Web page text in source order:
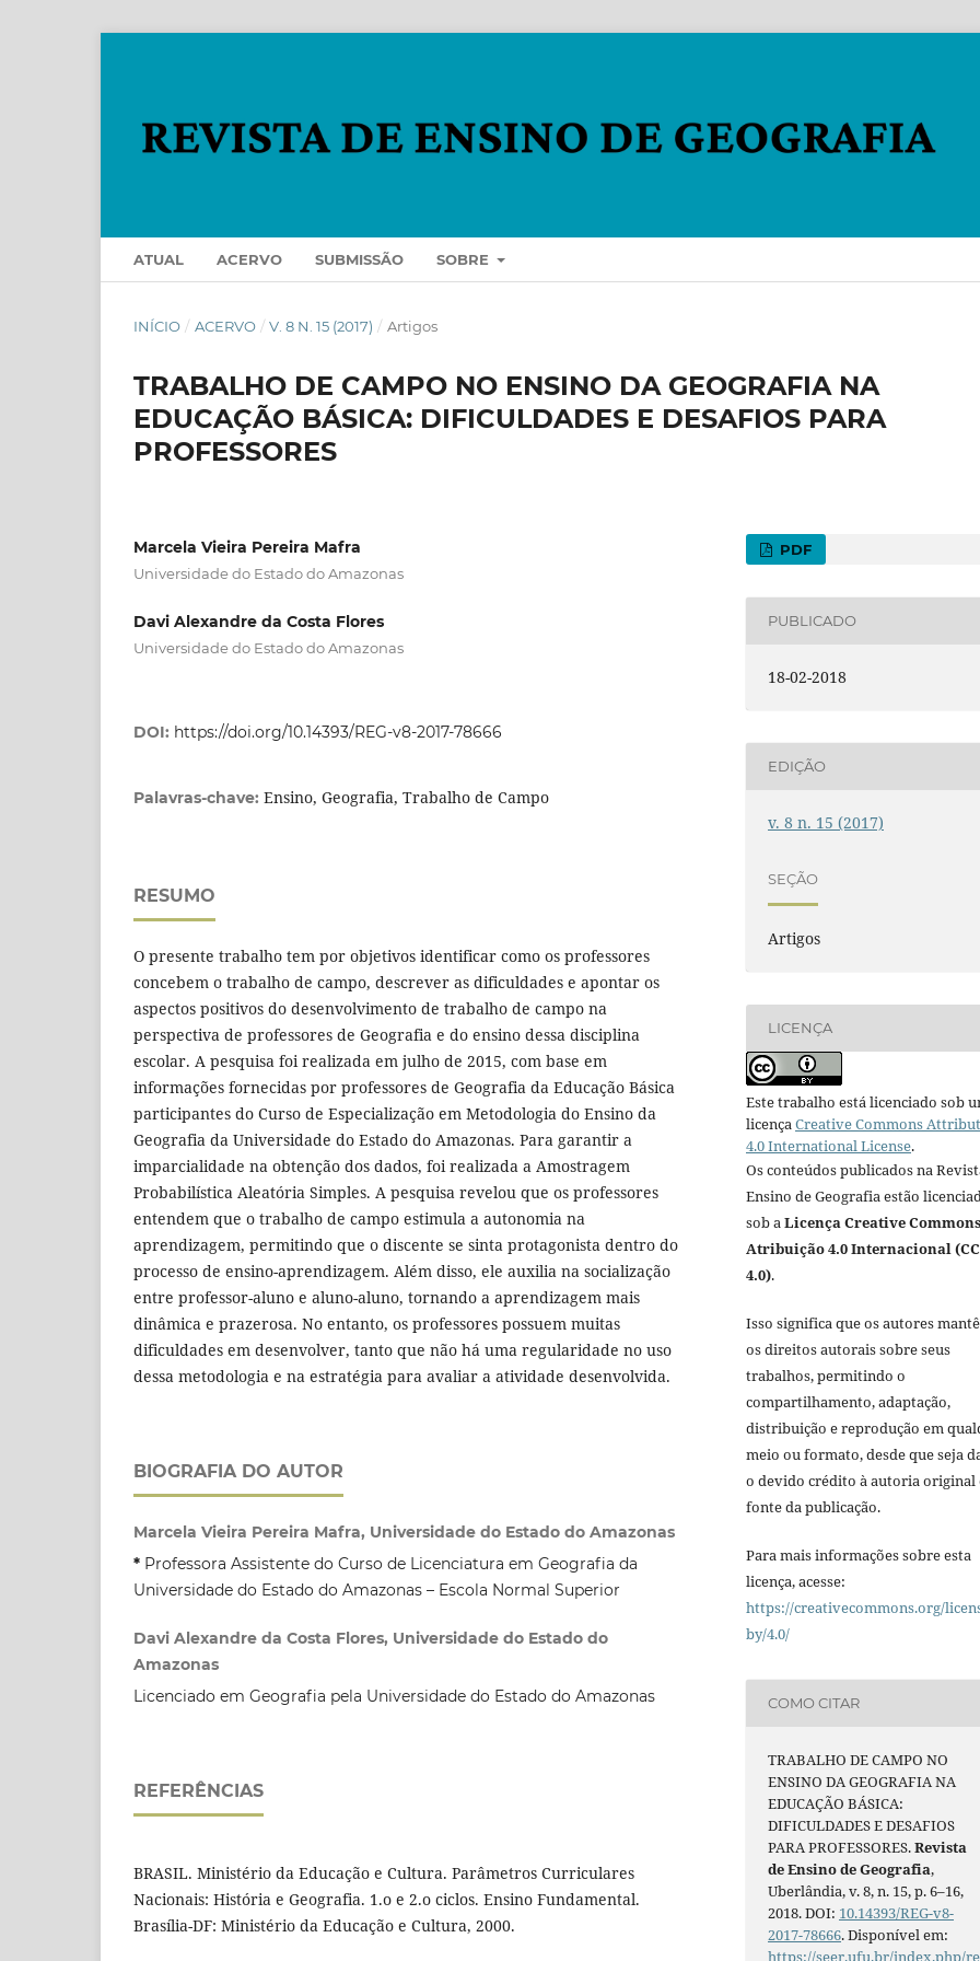
ATUAL ACERVO SUBMISSÃO SOBRE
INÍCIO / ACERVO / V. 8 N. 15 (2017) / Artigos
TRABALHO DE CAMPO NO ENSINO DA GEOGRAFIA NA
EDUCAÇÃO BÁSICA: DIFICULDADES E DESAFIOS PARA
PROFESSORES
Marcela Vieira Pereira Mafra
Universidade do Estado do Amazonas
Davi Alexandre da Costa Flores
Universidade do Estado do Amazonas
DOI: https://doi.org/10.14393/REG-v8-2017-78666
Palavras-chave: Ensino, Geografia, Trabalho de Campo
RESUMO
O presente trabalho tem por objetivos identificar como os professores
concebem o trabalho de campo, descrever as dificuldades e apontar os
aspectos positivos do desenvolvimento de trabalho de campo na
perspectiva de professores de Geografia e do ensino dessa disciplina
escolar. A pesquisa foi realizada em julho de 2015, com base em
informações fornecidas por professores de Geografia da Educação Básica
participantes do Curso de Especialização em Metodologia do Ensino da
Geografia da Universidade do Estado do Amazonas. Para garantir a
imparcialidade na obtenção dos dados, foi realizada a Amostragem
Probabilística Aleatória Simples. A pesquisa revelou que os professores
entendem que o trabalho de campo estimula a autonomia na
aprendizagem, permitindo que o discente se sinta protagonista dentro do
processo de ensino-aprendizagem. Além disso, ele auxilia na socialização
entre professor-aluno e aluno-aluno, tornando a aprendizagem mais
dinâmica e prazerosa. No entanto, os professores possuem muitas
dificuldades em desenvolver, tanto que não há uma regularidade no uso
dessa metodologia e na estratégia para avaliar a atividade desenvolvida.
BIOGRAFIA DO AUTOR
Marcela Vieira Pereira Mafra, Universidade do Estado do Amazonas
* Professora Assistente do Curso de Licenciatura em Geografia da
Universidade do Estado do Amazonas – Escola Normal Superior
Davi Alexandre da Costa Flores, Universidade do Estado do
Amazonas
Licenciado em Geografia pela Universidade do Estado do Amazonas
REFERÊNCIAS
BRASIL. Ministério da Educação e Cultura. Parâmetros Curriculares
Nacionais: História e Geografia. 1.o e 2.o ciclos. Ensino Fundamental.
Brasília-DF: Ministério da Educação e Cultura, 2000.
PDF
PUBLICADO
18-02-2018
EDIÇÃO
v. 8 n. 15 (2017)
SEÇÃO
Artigos
LICENÇA
Este trabalho está licenciado sob
licençaCreative Commons
4.0 International License.
Os conteúdos publicados na
Ensino de Geografia estão
sob aLicença Creative Commons
Atribuição 4.0 Internacional (CC
4.0).
Isso significa que os autores
os direitos autorais sobre seus
trabalhos, permitindo o
compartilhamento, adaptação,
distribuição e reprodução em
meio ou formato, desde que seja
o devido crédito à autoria original
fonte da publicação.
Para mais informações sobre esta
licença, acesse:
https://creativecommons.org/
by/4.0/
COMO CITAR
TRABALHO DE CAMPO NO
ENSINO DA GEOGRAFIA NA
EDUCAÇÃO BÁSICA:
DIFICULDADES E DESAFIOS
PARA PROFESSORES.Revista
de Ensino de Geografia,
Uberlândia, v. 8, n. 15, p. 6–16,
2018. DOI: 10.14393/REG-v8-
2017-78666. Disponível em:
https://seer.ufu.br/index.php/re